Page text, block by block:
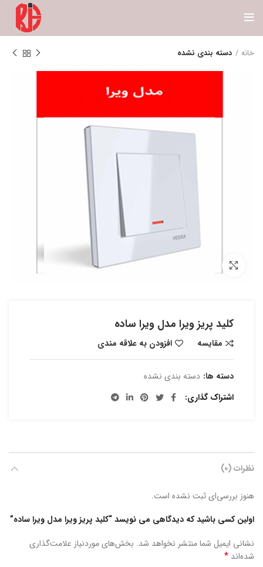
خانه دسته بندی نشده
کلید پریز ویرا مدل ویرا ساده
مقایسه افزودن به علاقه مندی
دسته ها: دسته بندی نشده
اشتراک گذاری
نظرات (0)
هنوز بررسی‌ای ثبت نشده است.
اولین کسی باشید که دیدگاهی می نویسد “کلید پریز ویرا مدل ویرا ساده”
نشانی ایمیل شما منتشر نخواهد شد. بخش‌های موردنیاز علامت‌گذاری
شده‌اند *